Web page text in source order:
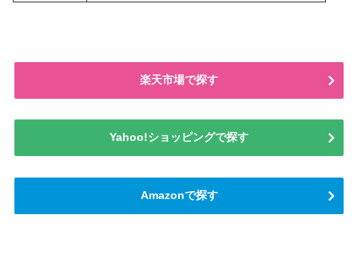
楽天市場で探す
Yahoo!ショッピングで探す
Amazonで探す